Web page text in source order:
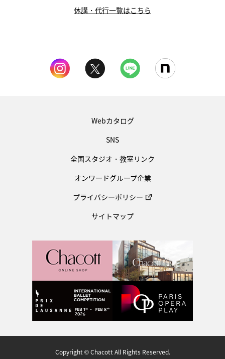
休講・代行一覧はこちら
Webカタログ
SNS
全国スタジオ・教室リンク
オンワードグループ企業
プライバシーポリシー
サイトマップ
Copyright © Chacott All Rights Reserved.